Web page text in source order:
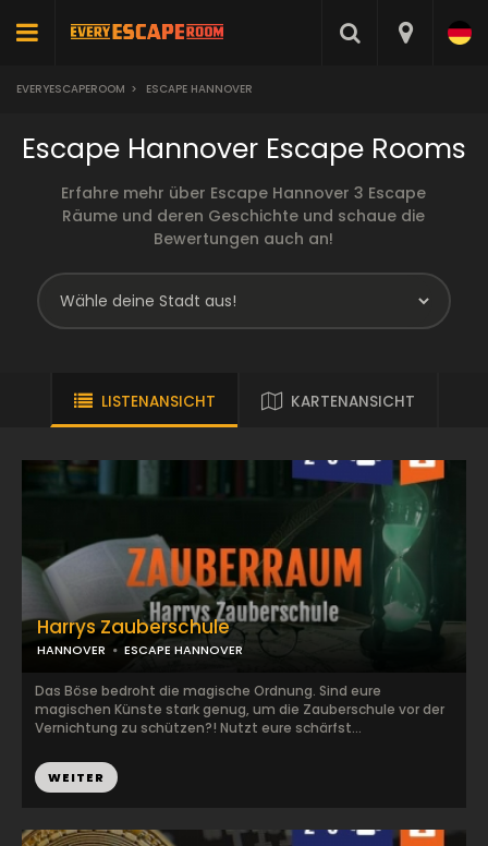
EVERYESCAPEROOM > ESCAPE HANNOVER
Escape Hannover Escape Rooms
Erfahre mehr über Escape Hannover 3 Escape
Räume und deren Geschichte und schaue die
Bewertungen auch an!
LISTENANSICHT KARTENANSICHT
Harrys Zauberschule
HANNOVER ESCAPE HANNOVER
Das Böse bedroht die magische Ordnung. Sind eure
magischen Künste stark genug, um die Zauberschule vor der
Vernichtung zu schützen?! Nutzt eure schärfst...
WEITER